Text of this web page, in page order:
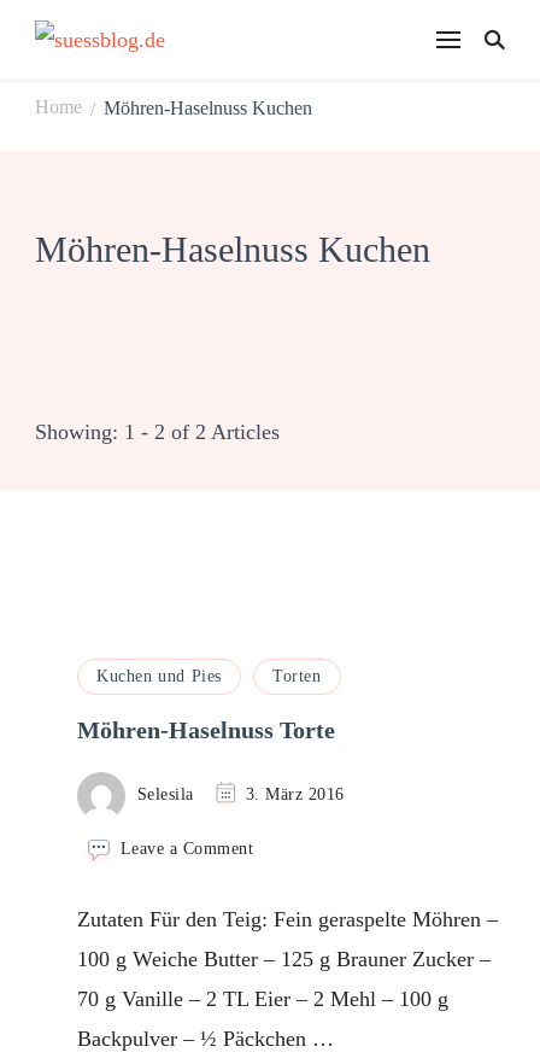
Home / Möhren-Haselnuss Kuchen
Möhren-Haselnuss Kuchen
Showing: 1 - 2 of 2 Articles
Kuchen und Pies Torten
Möhren-Haselnuss Torte
Selesila 3. März 2016
Leave a Commenton
Torte
Zutaten Für den Teig: Fein geraspelte Möhren –
100 g Weiche Butter – 125 g Brauner Zucker –
70 g Vanille – 2 TL Eier – 2 Mehl – 100 g
Backpulver – ½ Päckchen …